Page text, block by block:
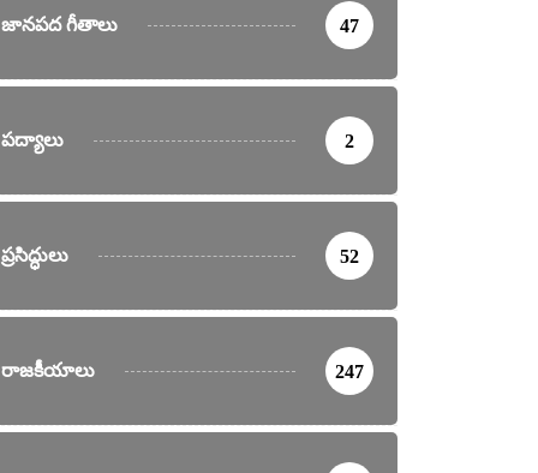
జానపద గీతాలు 47
పద్యాలు 2
ప్రసిద్ధులు 52
రాజకీయాలు 247